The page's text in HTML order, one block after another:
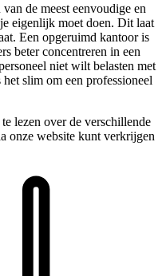
de meest eenvoudige en
eigenlijk moet doen. Dit laat
Een opgeruimd kantoor is
beter concentreren in een
niet wilt belasten met
slim om een professioneel
lezen over de verschillende
onze website kunt verkrijgen